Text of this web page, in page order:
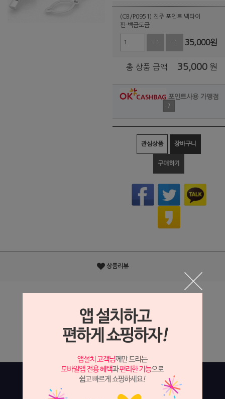
(CB/P0951) 진주 포인트 넥타이
핀-백금도금
+1 -1 35,000원
총 상품 금액 35,000 원
포인트사용 가맹점
?
관심상품 장바구니
구매하기
상품리뷰
상세 정보를 확대해 보실 수 있습니다.